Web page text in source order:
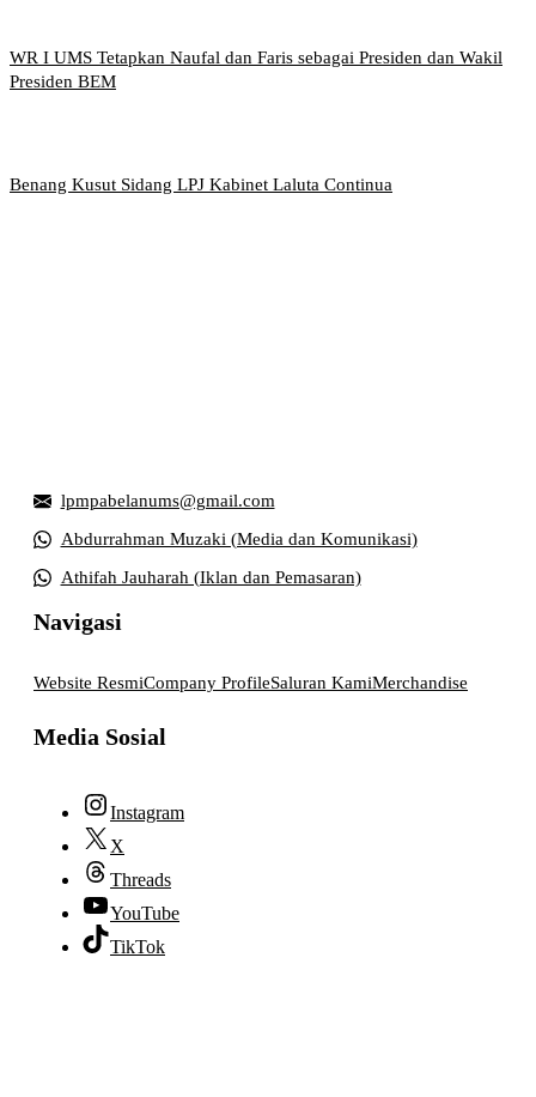
WR I UMS Tetapkan Naufal dan Faris sebagai Presiden dan Wakil
Presiden BEM
Benang Kusut Sidang LPJ Kabinet Laluta Continua
lpmpabelanums@gmail.com
Abdurrahman Muzaki (Media dan Komunikasi)
Athifah Jauharah (Iklan dan Pemasaran)
Navigasi
Website ResmiCompany ProfileSaluran KamiMerchandise
Media Sosial
Instagram
X
Threads
YouTube
TikTok